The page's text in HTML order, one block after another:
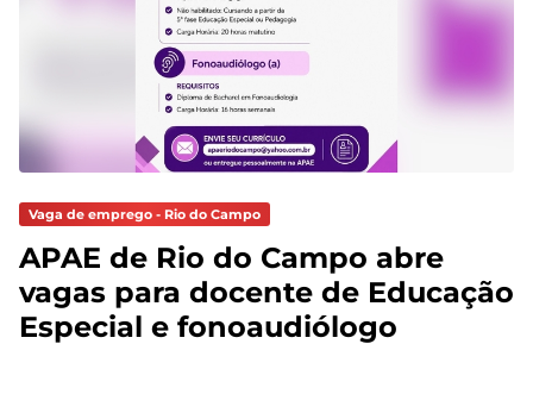
Vaga de emprego - Rio do Campo
APAE de Rio do Campo abre
vagas para docente de Educação
Especial e fonoaudiólogo